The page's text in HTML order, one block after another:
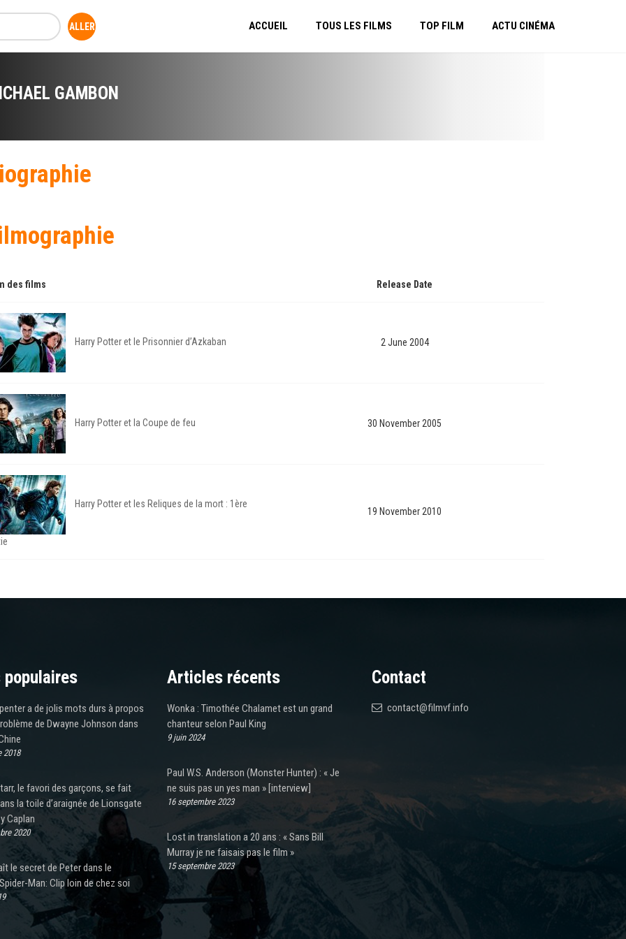
ACCUEIL TOUS LES FILMS TOP FILM ACTU CINÉMA
GAMBON
des films Release Date
Harry Potter et le Prisonnier d’Azkaban 2 June 2004
Harry Potter et la Coupe de feu 30 November 2005
Harry Potter et les Reliques de la mort : 1ère
19 November 2010
populaires
a de jolis mots durs à propos
de Dwayne Johnson dans
2018
le favori des garçons, se fait
la toile d’araignée de Lionsgate
Caplan
2020
le secret de Peter dans le
Man: Clip loin de chez soi
Articles récents
Wonka : Timothée Chalamet est un grand
chanteur selon Paul King
9 juin 2024
Paul W.S. Anderson (Monster Hunter) : « Je
ne suis pas un yes man » [interview]
16 septembre 2023
Lost in translation a 20 ans : « Sans Bill
Murray je ne faisais pas le film »
15 septembre 2023
Contact
contact@filmvf.info